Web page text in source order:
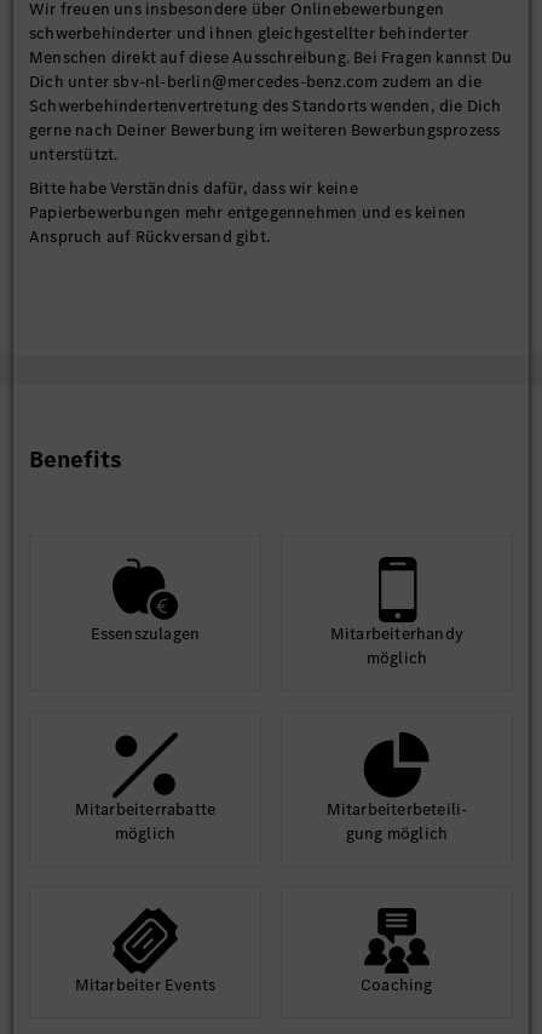
Wir freuen uns insbesondere über Onlinebewerbungen
schwerbehinderter und ihnen gleichgestellter behinderter
Menschen direkt auf diese Ausschreibung. Bei Fragen kannst Du
Dich unter sbv-nl-berlin@mercedes-benz.com zudem an die
Schwerbehindertenvertretung des Standorts wenden, die Dich
gerne nach Deiner Bewerbung im weiteren Bewerbungsprozess
unterstützt.
Bitte habe Verständnis dafür, dass wir keine
Papierbewerbungen mehr entgegennehmen und es keinen
Anspruch auf Rückversand gibt.
Benefits
Essens­zulagen
Mit­arbeiter­handy
möglich
Mit­arbeiter­rabatte
möglich
Mit­arbeiter­beteili­
gung möglich
Mit­arbeiter Events Coaching